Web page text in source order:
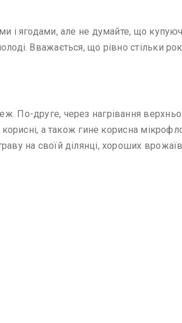
і ягодами, але не думайте, що
Вважається, що рівно стільки
По-друге, через нагрівання
а також гине корисна
на своїй ділянці, хороших